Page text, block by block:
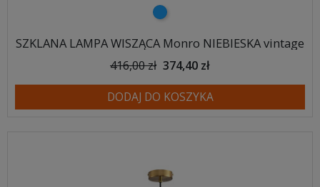
niebieski
SZKLANA LAMPA WISZĄCA Monro NIEBIESKA vintage
416,00 zł 374,40 zł
DODAJ DO KOSZYKA